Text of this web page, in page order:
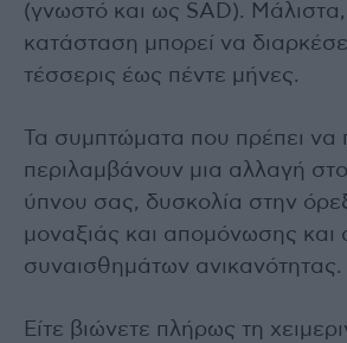
(γνωστό και ως SAD).
κατάσταση μπορεί να
τέσσερις έως πέντε μήνες.
Τα συμπτώματα που πρέπει να
περιλαμβάνουν μια αλλαγή
ύπνου σας, δυσκολία στην
μοναξιάς και απομόνωσης και
συναισθημάτων ανικανότητας.
Είτε βιώνετε πλήρως τη